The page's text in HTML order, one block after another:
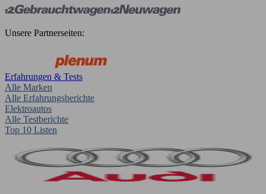
Unsere Partnerseiten:
Erfahrungen & Tests
Alle Marken
Alle Erfahrungsberichte
Elektroautos
Alle Testberichte
Top 10 Listen